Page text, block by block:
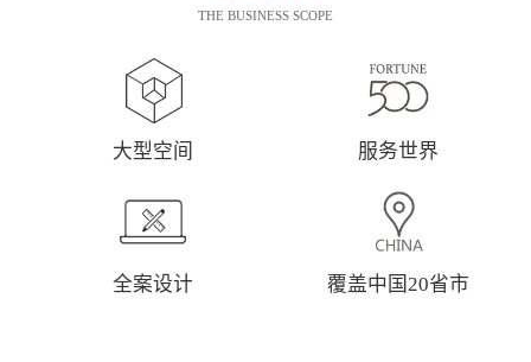
THE BUSINESS SCOPE
大型空间 服务世界
全案设计 覆盖中国20省市